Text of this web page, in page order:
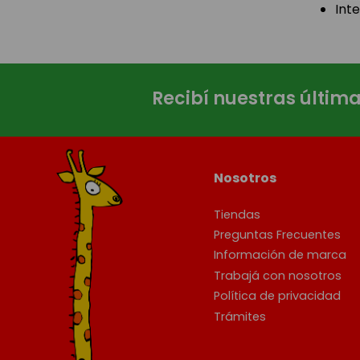
Recibí nuestras
Nosotros
Tiendas
Preguntas Frecuentes
Información de marca
Trabajá con nosotros
Política de privacidad
Trámites